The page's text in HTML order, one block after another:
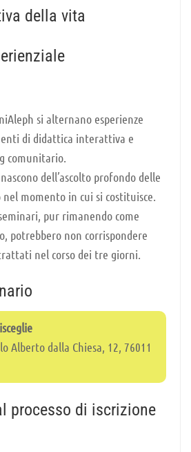
della vita
si alternano esperienze
di didattica interattiva e
comunitario.
dell’ascolto profondo delle
nel momento in cui si costituisce.
pur rimanendo come
potrebbero non corrispondere
nel corso dei tre giorni.
Alberto dalla Chiesa, 12, 76011
processo di iscrizione